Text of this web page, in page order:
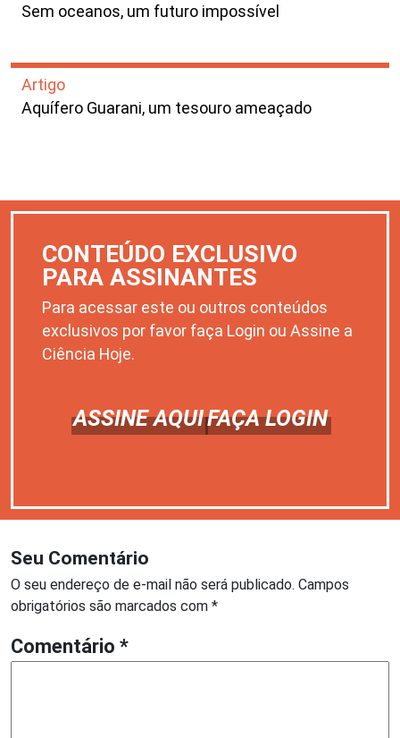
Sem oceanos, um futuro impossível
Artigo
Aquífero Guarani, um tesouro ameaçado
CONTEÚDO EXCLUSIVO
PARA ASSINANTES
Para acessar este ou outros conteúdos
exclusivos por favor faça Login ou Assine a
Ciência Hoje.
ASSINE AQUIFAÇA LOGIN
Seu Comentário
O seu endereço de e-mail não será publicado. Campos
obrigatórios são marcados com *
Comentário *